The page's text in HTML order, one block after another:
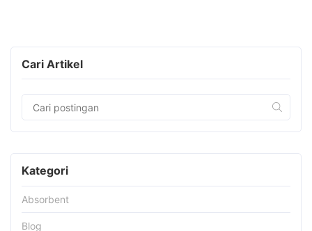
Cari Artikel
Kategori
Absorbent
Blog